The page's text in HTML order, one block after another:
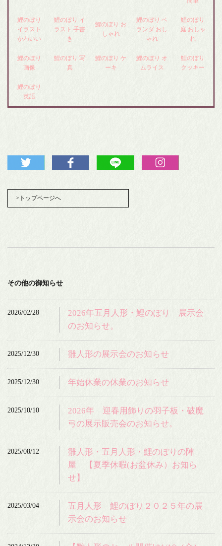
鯉のぼり
イラスト
かわいい
鯉のぼり イ
ラスト 手書
き
鯉のぼり お
しゃれ
鯉のぼり ベ
ランダ おし
ゃれ
鯉のぼり
庭 おしゃ
れ
鯉のぼり
画像
鯉のぼり 写
真
鯉のぼり ケ
ーキ
鯉のぼり オ
ムライス
鯉のぼり
クッキー
鯉のぼり
英語
>トップページへ
その他の御知らせ
2026/02/28
2026年五月人形・鯉のぼり 展示会
のお知らせ。
2025/12/30 雛人形の展示会のお知らせ
2025/12/30 年始休業の休業のお知らせ
2025/10/10
2026年 迎春用飾りの羽子板・破魔
弓の展示販売会のお知らせ。
2025/08/12
雛人形・五月人形・鯉のぼりの陣
屋 【夏季休暇(お盆休み）お知ら
せ】
2025/03/04
五月人形 鯉のぼり２０２５年の展
示会のお知らせ